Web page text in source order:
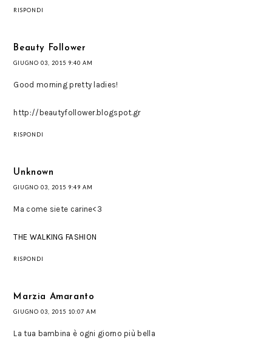
RISPONDI
Beauty Follower
GIUGNO 03, 2015 9:40 AM
Good morning pretty ladies!
http://beautyfollower.blogspot.gr
RISPONDI
Unknown
GIUGNO 03, 2015 9:49 AM
Ma come siete carine<3
THE WALKING FASHION
RISPONDI
Marzia Amaranto
GIUGNO 03, 2015 10:07 AM
La tua bambina è ogni giorno più bella